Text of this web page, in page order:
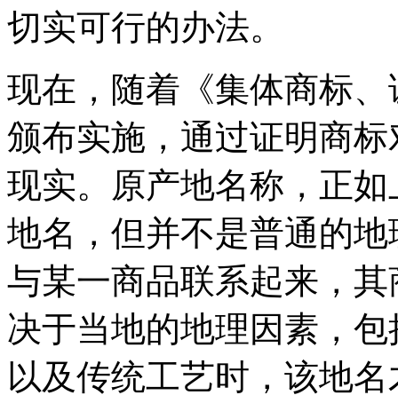
切实可行的办法。
现在，随着《集体商标
颁布实施，通过证明商
现实。原产地名称，正
地名，但并不是普通的
与某一商品联系起来，
决于当地的地理因素，
以及传统工艺时，该地